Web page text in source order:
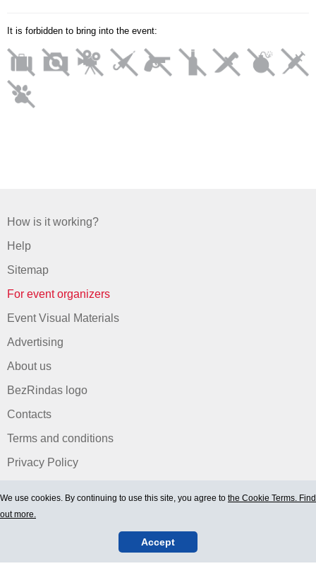
It is forbidden to bring into the event:
How is it working?
Help
Sitemap
For event organizers
Event Visual Materials
Advertising
About us
BezRindas logo
Contacts
Terms and conditions
Privacy Policy
We use cookies. By continuing to use this site, you agree to the Cookie Terms. Find
out more.
Accept